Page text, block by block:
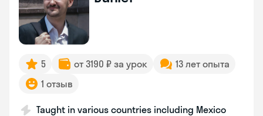
5 от 3190 ₽ за урок
13 лет опыта
1 отзыв
Taught in various countries including Mexico